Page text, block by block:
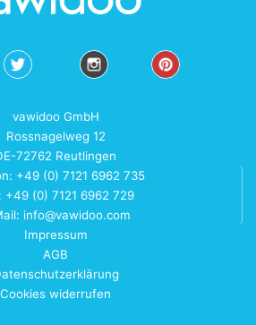
vawidoo GmbH
Rossnagelweg 12
72762 Reutlingen
+49 (0) 7121 6962 735
+49 (0) 7121 6962 729
info@vawidoo.com
Impressum
AGB
Cookies widerrufen